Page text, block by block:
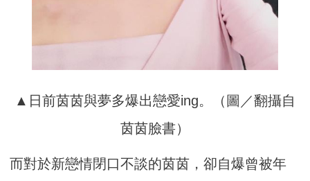
▲日前茵茵與夢多爆出戀愛ing。（圖／翻攝自
茵茵臉書）
而對於新戀情閉口不談的茵茵，卻自爆曾被年